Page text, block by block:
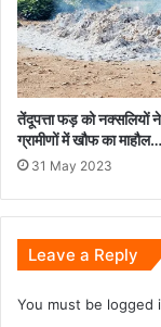
तेंदूपत्ता फड़ को नक्सलियों
ग्रामीणों में खौफ का माहौल…
31 May 2023
Leave a Reply
You must be logged